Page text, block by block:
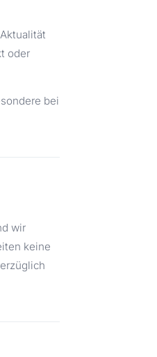
oder
bei
wir
keine